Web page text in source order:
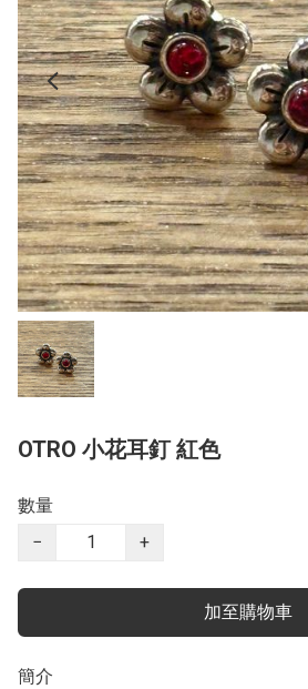
OTRO 小花耳釘 紅色
數量
−
+
加至購物車
簡介